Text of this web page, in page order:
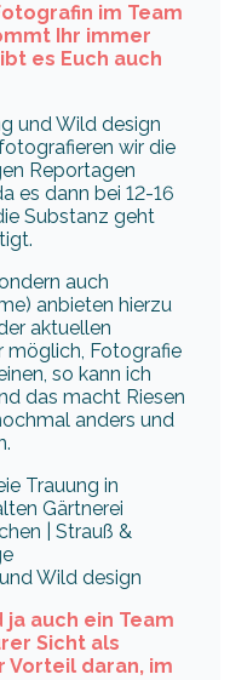
im Team
Ihr immer
es Euch auch
und Wild design
wir die
Reportagen
es dann bei 12-16
Substanz geht
auch
anbieten hierzu
aktuellen
möglich, Fotografie
so kann ich
das macht Riesen
anders und
Wild design
auch ein Team
Sicht als
daran, im